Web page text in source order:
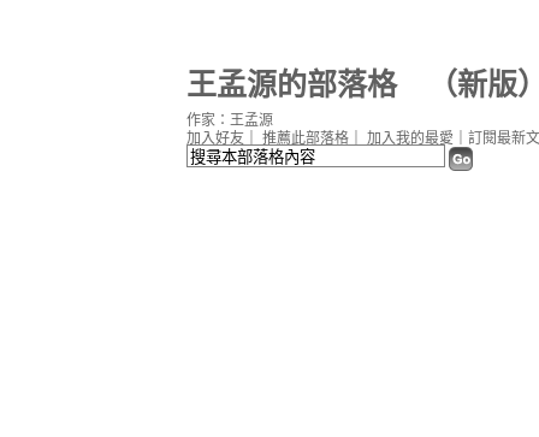
王孟源的部落格（新版
加入好友 推薦此部落格 加入我的最愛 訂閱最新
作家：王孟源